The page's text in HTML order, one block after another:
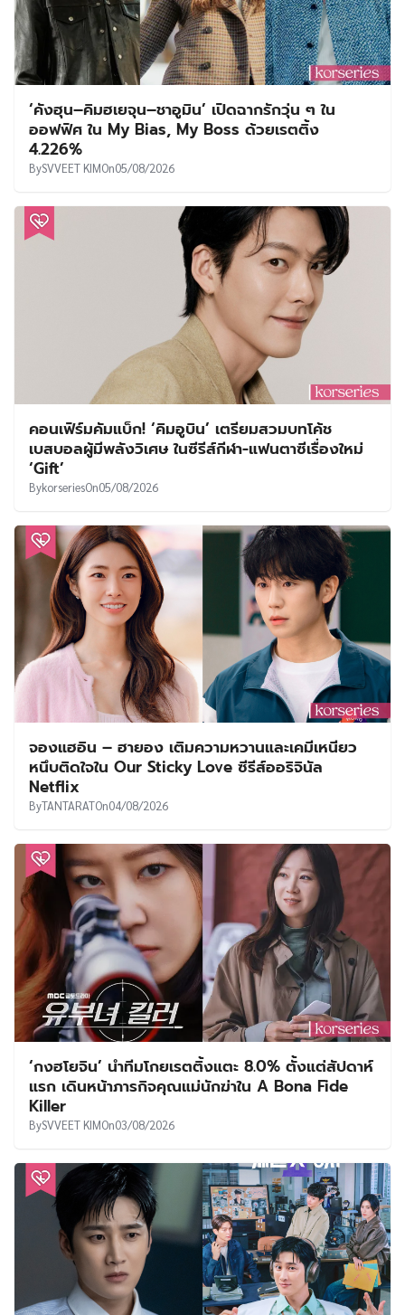
‘คังฮุน–คิมฮเยจุน–ชาอูมิน’ เปิดฉากรักวุ่น ๆ ใน
ออฟฟิศ ใน My Bias, My Boss ด้วยเรตติ้ง
4.226%
BySVVEET KIMOn05/08/2026
คอนเฟิร์มคัมแบ็ก! ‘คิมอูบิน’ เตรียมสวมบทโค้ช
เบสบอลผู้มีพลังวิเศษ ในซีรีส์กีฬา-แฟนตาซีเรื่องใหม่
‘Gift’
BykorseriesOn05/08/2026
จองแฮอิน – ฮายอง เติมความหวานและเคมีเหนียว
หนึบติดใจใน Our Sticky Love ซีรีส์ออริจินัล
Netflix
ByTANTARATOn04/08/2026
‘กงฮโยจิน’ นำทีมโกยเรตติ้งแตะ 8.0% ตั้งแต่สัปดาห์
แรก เดินหน้าภารกิจคุณแม่นักฆ่าใน A Bona Fide
Killer
BySVVEET KIMOn03/08/2026